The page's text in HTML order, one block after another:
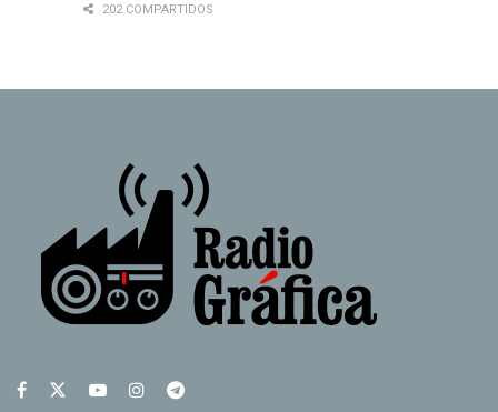
202 COMPARTIDOS